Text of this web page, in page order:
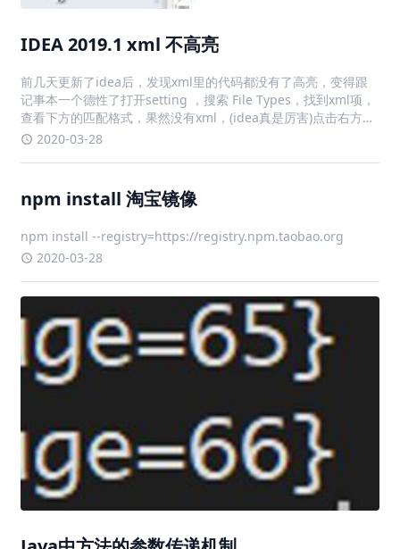
IDEA 2019.1 xml 不高亮
前几天更新了idea后，发现xml里的代码都没有了高亮，变得跟
记事本一个德性了打开setting ，搜索 File Types，找到xml项，
查看下方的匹配格式，果然没有xml，(idea真是厉害)点击右方的
+，输入*.xml，点击ok，解决问题
2020-03-28
npm install 淘宝镜像
npm install --registry=https://registry.npm.taobao.org
2020-03-28